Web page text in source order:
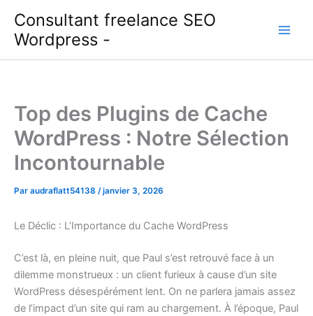
contenu
Consultant freelance SEO
Wordpress -
Top des Plugins de Cache
WordPress : Notre Sélection
Incontournable
Par audraflatt54138 /janvier 3, 2026
Le Déclic : L’Importance du Cache WordPress
C’est là, en pleine nuit, que Paul s’est retrouvé face à un
dilemme monstrueux : un client furieux à cause d’un site
WordPress désespérément lent. On ne parlera jamais assez
de l’impact d’un site qui ram au chargement. À l’époque, Paul